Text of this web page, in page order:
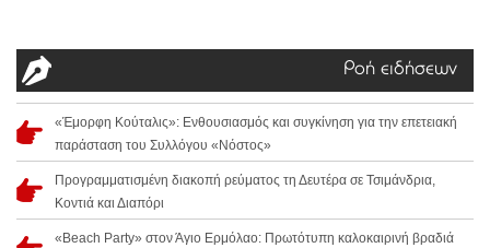
Ροή ειδήσεων
«Έμορφη Κούταλις»: Ενθουσιασμός και συγκίνηση για την επετειακή
παράσταση του Συλλόγου «Νόστος»
Προγραμματισμένη διακοπή ρεύματος τη Δευτέρα σε Τσιμάνδρια,
Κοντιά και Διαπόρι
«Beach Party» στον Άγιο Ερμόλαο: Πρωτότυπη καλοκαιρινή βραδιά